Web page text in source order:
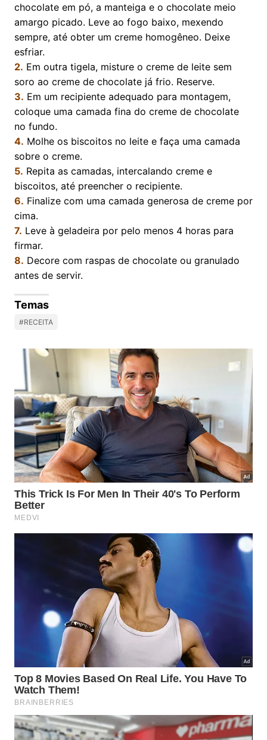
chocolate em pó, a manteiga e o chocolate meio
amargo picado. Leve ao fogo baixo, mexendo
sempre, até obter um creme homogêneo. Deixe
esfriar.
2. Em outra tigela, misture o creme de leite sem
soro ao creme de chocolate já frio. Reserve.
3. Em um recipiente adequado para montagem,
coloque uma camada fina do creme de chocolate
no fundo.
4. Molhe os biscoitos no leite e faça uma camada
sobre o creme.
5. Repita as camadas, intercalando creme e
biscoitos, até preencher o recipiente.
6. Finalize com uma camada generosa de creme por
cima.
7. Leve à geladeira por pelo menos 4 horas para
firmar.
8. Decore com raspas de chocolate ou granulado
antes de servir.
Temas
#RECEITA